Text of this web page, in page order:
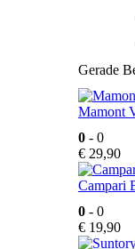
Gerade
Mamont
0 - 0
€ 29,90
Campari
0 - 0
€ 19,90